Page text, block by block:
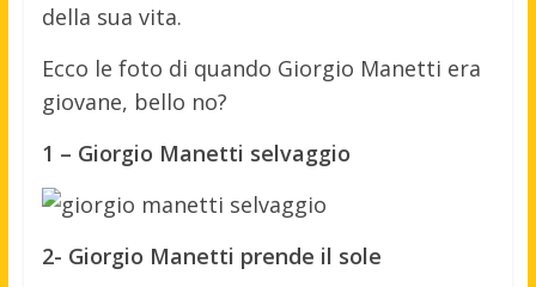
della sua vita.
Ecco le foto di quando Giorgio Manetti era
giovane, bello no?
1 – Giorgio Manetti selvaggio
2- Giorgio Manetti prende il sole